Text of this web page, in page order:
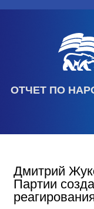
ОТЧЕТ ПО
Дмитрий
Партии